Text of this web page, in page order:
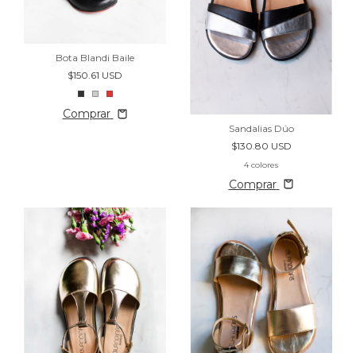
Bota Blandi Baile
$150.61 USD
Comprar
Sandalias Dúo
$130.80 USD
4 colores
Comprar